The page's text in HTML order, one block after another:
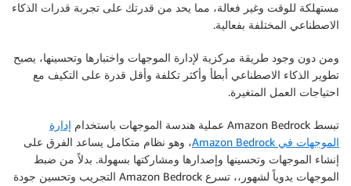
مستهلكة للوقت وغير فعالة، مما يحد من قدرتك على تجربة قدرات الذكاء
الاصطناعي المختلفة بفعالية.
ومن دون وجود طريقة مركزية لإدارة الموجهات واختبارها وتحسينها، يصبح
تطوير الذكاء الاصطناعي أبطأ وأكثر تكلفة وأقل قدرة على التكيف مع
احتياجات العمل المتغيرة.
تبسط Amazon Bedrock عملية هندسة الموجهات باستخدام
إدارة
الموجهات في Amazon Bedrock
، وهو نظام متكامل يساعد الفرق على
إنشاء الموجهات وتحسينها وإصدارها ومشاركتها بسهولة. بدلاً من ضبط
الموجهات يدوياً لشهور،، تسرع Amazon Bedrock التجريب وتحسين جودة